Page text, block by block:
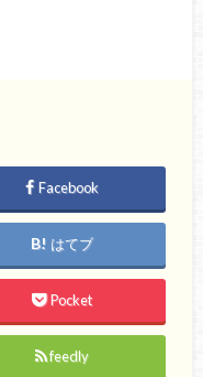
Facebook
はてブ
Pocket
feedly